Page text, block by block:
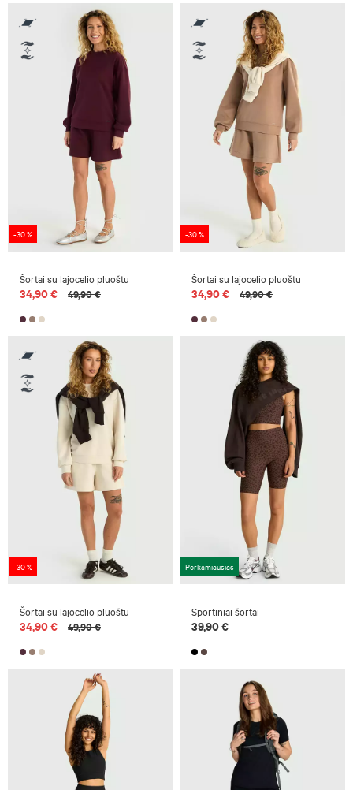
-30 %
Šortai su lajocelio pluoštu
34,90 € 49,90 €
-30 %
Šortai su lajocelio pluoštu
34,90 € 49,90 €
-30 %
Šortai su lajocelio pluoštu
34,90 € 49,90 €
Perkamiausias
Sportiniai šortai
39,90 €